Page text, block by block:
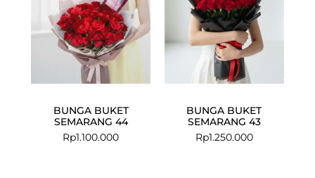
BUNGA BUKET
SEMARANG 44
Rp1.100.000
BUNGA BUKET
SEMARANG 43
Rp1.250.000